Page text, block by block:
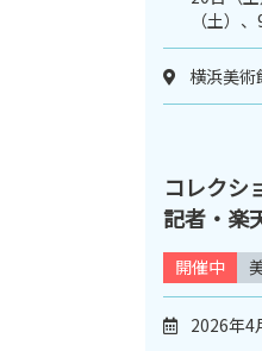
（土）
横浜美術
コレク
記者・楽
開催中
2026年4